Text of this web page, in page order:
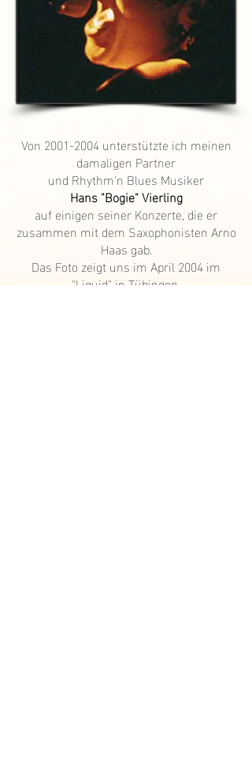
Von 2001-2004unterstützte ich meinen
damaligen Partner
und Rhythm'n Blues Musiker
Hans "Bogie" Vierling
auf einigen seiner Konzerte, die er
zusammen mit dem Saxophonisten Arno
Haas gab.
Das Foto zeigt uns im April 2004 im
"Liquid" in Tübingen.